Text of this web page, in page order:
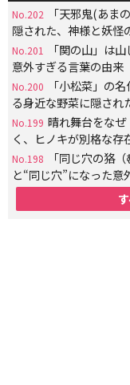
No.202
「天邪鬼(あま
隠された、神様と妖怪
No.201
「関の山」は
意外すぎる言葉の由来
No.200
「小松菜」の
る身近な野菜に隠され
No.199 晴れ舞台をな
く、ヒノキが別格な存
No.198
「同じ穴の狢
と“同じ穴”になった意